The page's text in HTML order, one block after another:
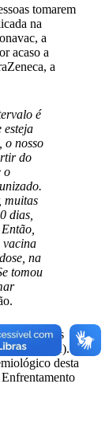
tomarem
na
a
acaso a
a
é
esteja
o nosso
do
o
muitas
dias,
vacina
na
tomou
aplicadas
(MA).
desta